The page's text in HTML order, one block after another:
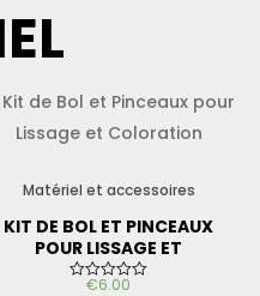
Matériel et accessoires
KIT DE BOL ET PINCEAUX
POUR LISSAGE ET
COLORATION
€6.00